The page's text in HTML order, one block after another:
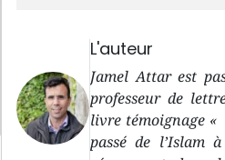
L'auteur
Jamel Attar est
professeur de
livre témoignage «
passé de l’Islam